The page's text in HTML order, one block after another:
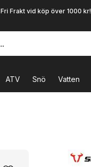
Fri Frakt vid köp över 1000 kr!
ATV Snö Vatten